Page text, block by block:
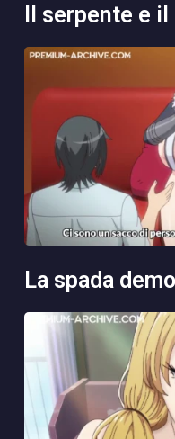
il serpente e il
la spada